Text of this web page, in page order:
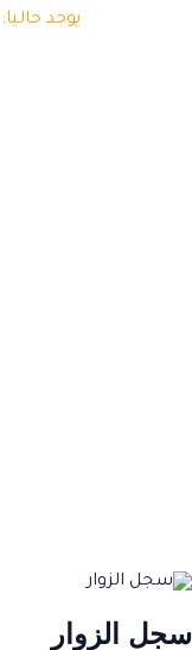
يوجد حاليا: 7 ضيوف، 0 أعضاء، 1 مشرف
سجل الزوار